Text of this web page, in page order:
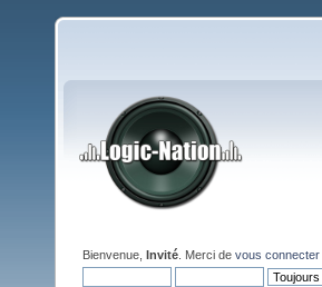
Bienvenue, Invité . Merci de vous connecter